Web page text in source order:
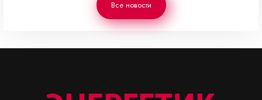
Все новости